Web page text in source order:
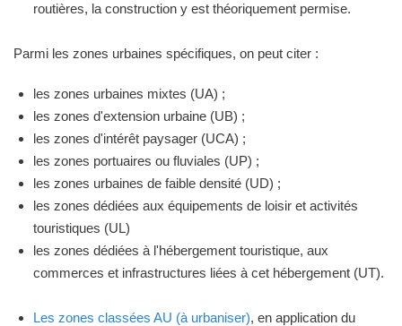
routières, la construction y est théoriquement permise.
Parmi les zones urbaines spécifiques, on peut citer :
les zones urbaines mixtes (UA) ;
les zones d'extension urbaine (UB) ;
les zones d'intérêt paysager (UCA) ;
les zones portuaires ou fluviales (UP) ;
les zones urbaines de faible densité (UD) ;
les zones dédiées aux équipements de loisir et activités
touristiques (UL)
les zones dédiées à l'hébergement touristique, aux
commerces et infrastructures liées à cet hébergement (UT).
Les zones classées AU (à urbaniser), en application du